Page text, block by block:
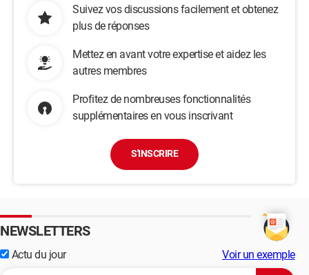
Suivez vos discussions facilement et obtenez
plus de réponses
Mettez en avant votre expertise et aidez les
autres membres
Profitez de nombreuses fonctionnalités
supplémentaires en vous inscrivant
S'INSCRIRE
NEWSLETTERS
Actu du jour Voir un exemple